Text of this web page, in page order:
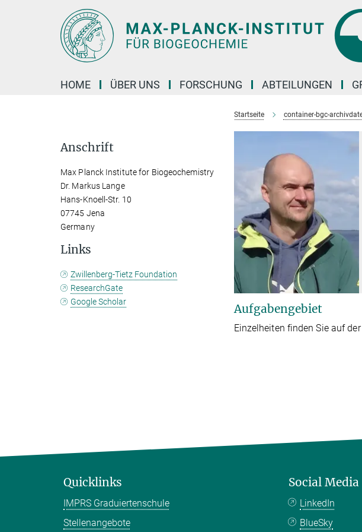
HOME ÜBER UNS FORSCHUNG ABTEILUNGEN
Startseite container-bgc-
Aufgabengebiet
Einzelheiten finden Sie auf der
Anschrift
Max Planck Institute for Biogeochemistry
Dr. Markus Lange
Hans-Knoell-Str. 10
07745 Jena
Germany
Links
Zwillenberg-Tietz Foundation
ResearchGate
Google Scholar
Quicklinks
IMPRS Graduiertenschule
Stellenangebote
Social Media
LinkedIn
BlueSky